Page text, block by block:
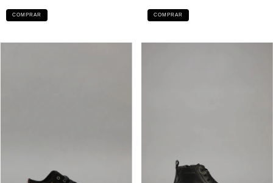
COMPRAR COMPRAR